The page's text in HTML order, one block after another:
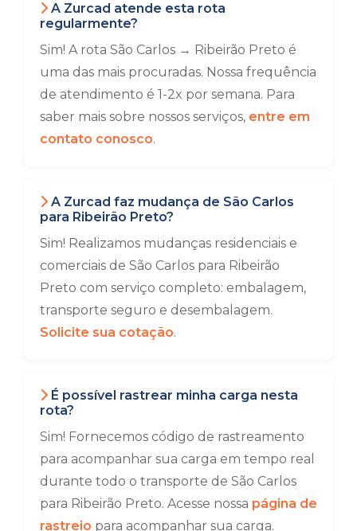
A Zurcad atende esta rota
regularmente?
Sim! A rota São Carlos → Ribeirão Preto é
uma das mais procuradas. Nossa frequência
de atendimento é 1-2x por semana. Para
saber mais sobre nossos serviços, entre em
contato conosco.
A Zurcad faz mudança de São Carlos
para Ribeirão Preto?
Sim! Realizamos mudanças residenciais e
comerciais de São Carlos para Ribeirão
Preto com serviço completo: embalagem,
transporte seguro e desembalagem.
Solicite sua cotação.
É possível rastrear minha carga nesta
rota?
Sim! Fornecemos código de rastreamento
para acompanhar sua carga em tempo real
durante todo o transporte de São Carlos
para Ribeirão Preto. Acesse nossa página de
rastreio para acompanhar sua carga.